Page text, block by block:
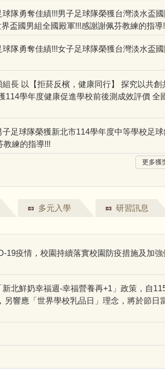
球隊勇奪佳績!!!男子足球隊榮獲台灣淡水盃國
盃國男組全國殿軍!!!感謝謝佩芬教練的指導
球隊勇奪佳績!!!女子足球隊榮獲台灣淡水盃國
組長 以【拒菸反檳，健康同行】 探究以共創
114學年度健康促進學校前後測成效評價 全
子足球隊榮獲新北市114學年度中等學校足
教練的指導!!!
更多獲
多元入學
研習訊息
19疫情，校園持續落實校園防疫措施及加強
新北鮮奶幸福週-幸福營養再+1」政策，自
另響應「世界學校乳品日」理念，將於節日